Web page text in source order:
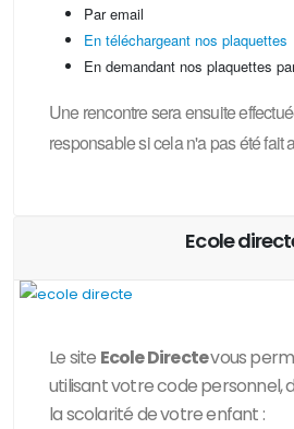
Par email
En téléchargeant nos plaquettes
En demandant nos plaquettes
Une rencontre sera ensuite
responsable si cela n'a pas été fait
Ecole
Le site Ecole Directevous
utilisant votre code personnel,
la scolarité de votre enfant :